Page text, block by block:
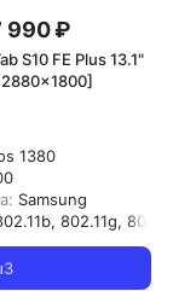
990 ₽
S10 FE Plus 13.1"
2880x1800]
1380
Samsung
802.11g,
3